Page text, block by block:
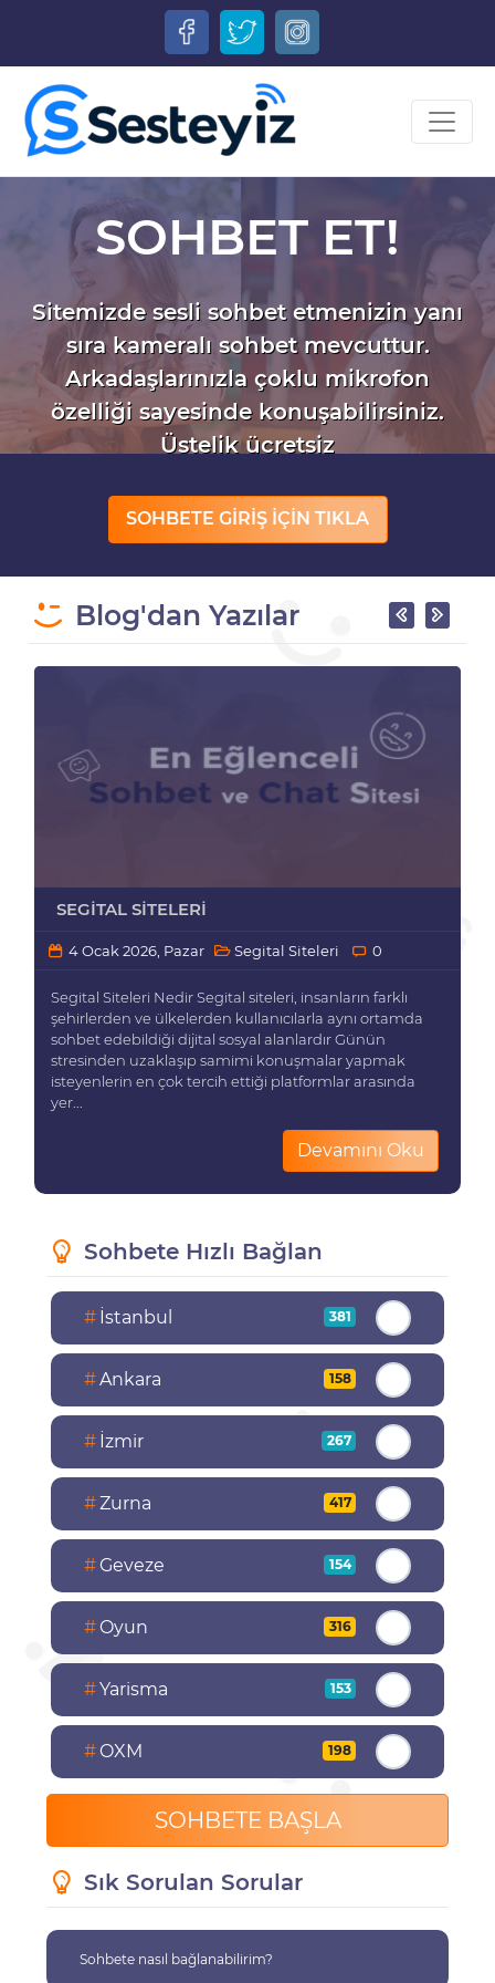
SOHBET ET!
Sitemizde sesli sohbet etmenizin yanı
sıra kameralı sohbet mevcuttur.
Arkadaşlarınızla çoklu mikrofon
özelliği sayesinde konuşabilirsiniz.
Üstelik ücretsiz
SOHBETE GİRİŞ İÇİN TIKLA
Blog'dan Yazılar
SEGITAL SITELERI
4 Ocak 2026, Pazar Segital Siteleri 0
Segital Siteleri Nedir Segital siteleri, insanların farklı
şehirlerden ve ülkelerden kullanıcılarla aynı ortamda
sohbet edebildiği dijital sosyal alanlardır Günün
stresinden uzaklaşıp samimi konuşmalar yapmak
isteyenlerin en çok tercih ettiği platformlar arasında
yer...
Devamını Oku
Sohbete Hızlı Bağlan
# İstanbul 381
#Ankara 158
# İzmir 267
#Zurna 417
# Geveze 154
# Oyun 316
#Yarisma 153
# OXM 198
SOHBETE BAŞLA
Sık Sorulan Sorular
Sohbete nasıl bağlanabilirim?